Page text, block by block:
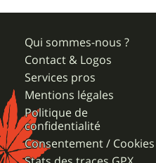
Qui sommes-nous ?
Contact & Logos
Services pros
Mentions légales
Politique de
confidentialité
Consentement / Cookies